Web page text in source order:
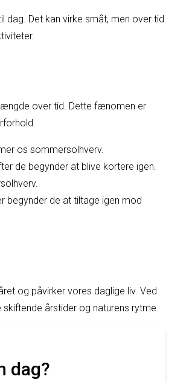
dag. Det kan virke småt, men over tid
over tid. Dette fænomen er
os sommersolhverv.
de begynder at blive kortere igen.
begynder de at tiltage igen mod
og påvirker vores daglige liv. Ved
årstider og naturens rytme.
dag?